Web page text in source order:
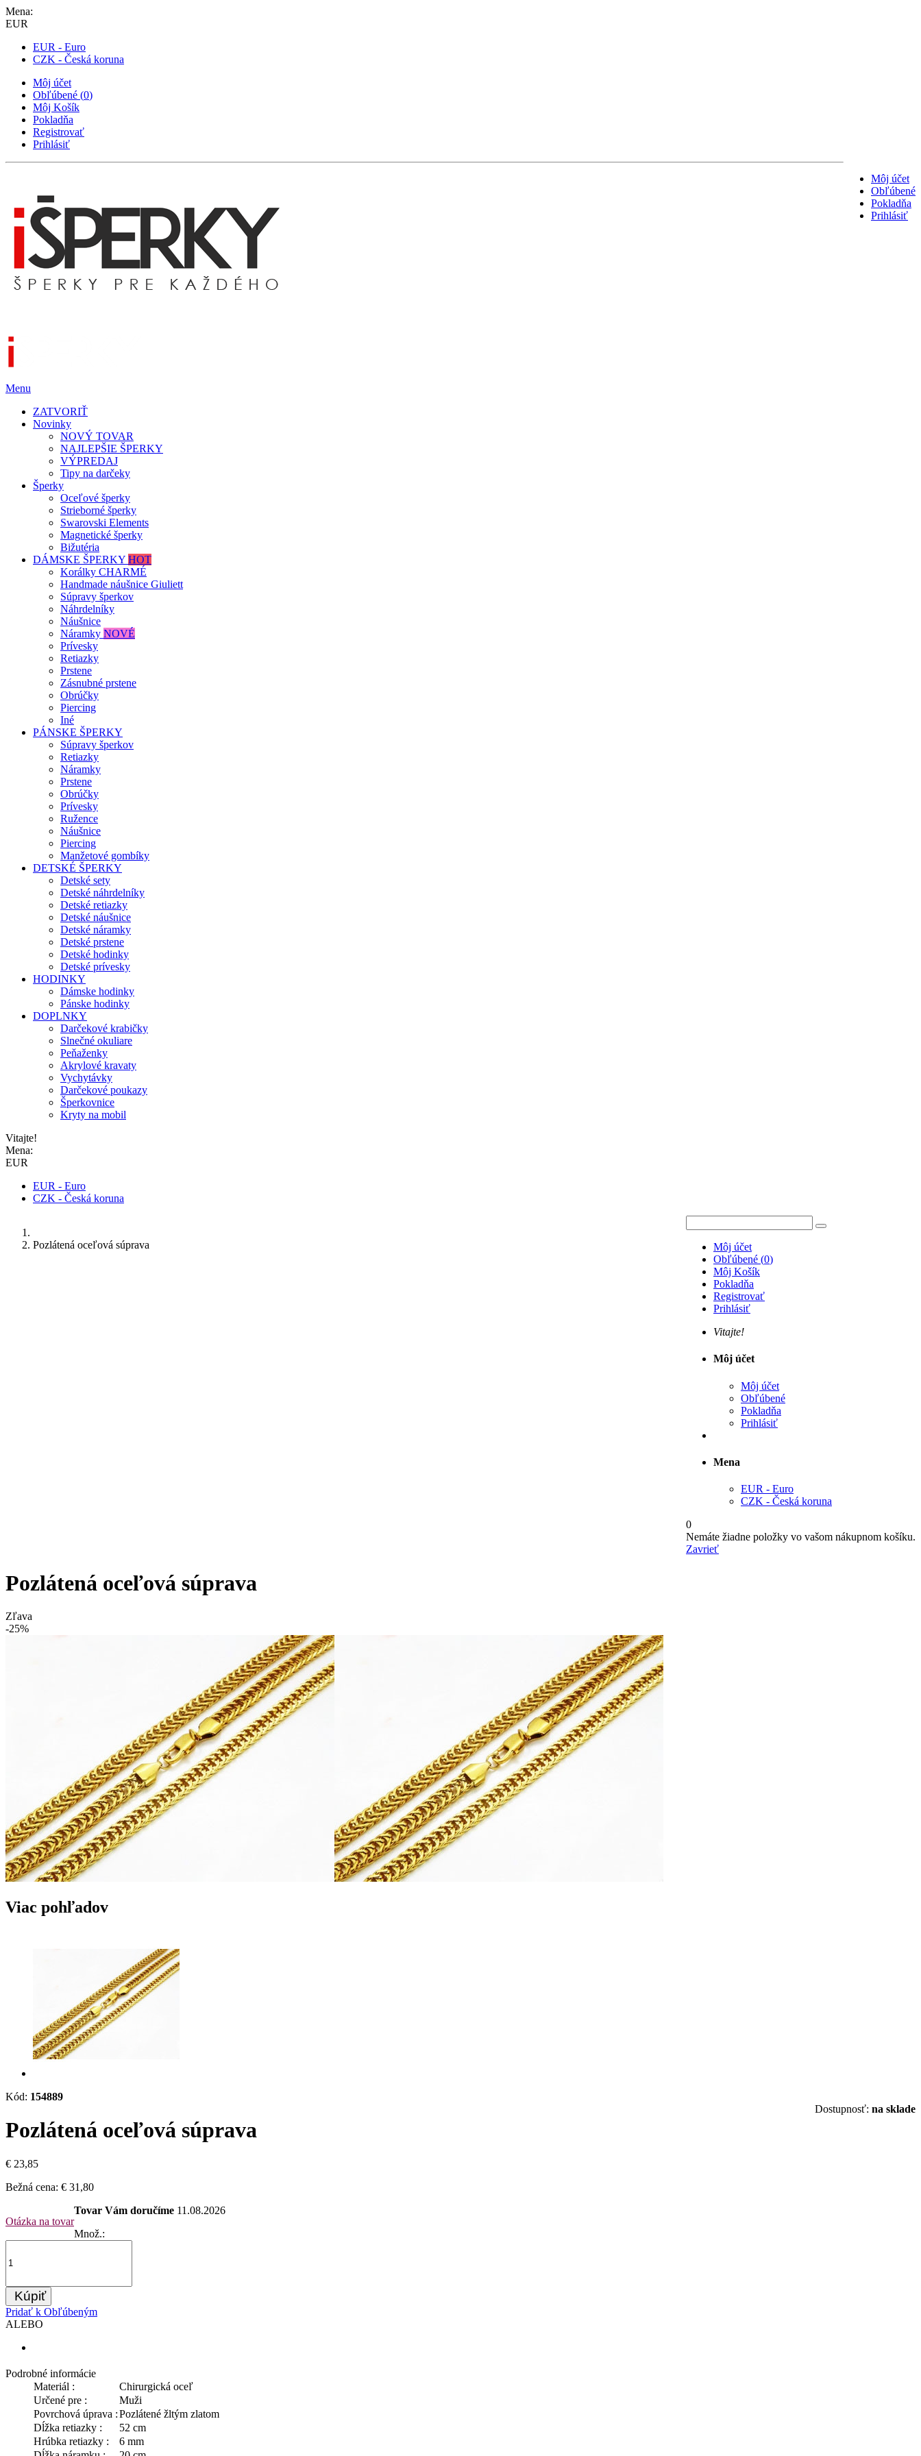
Mena:
EUR
EUR - Euro
CZK - Česká koruna
Môj účet
Obľúbené (0)
Môj Košík
Pokladňa
Registrovať
Prihlásiť
Môj účet
Obľúbené
Pokladňa
Prihlásiť
Menu
ZATVORIŤ
Novinky
NOVÝ TOVAR
NAJLEPŠIE ŠPERKY
VÝPREDAJ
Tipy na darčeky
Šperky
Oceľové šperky
Strieborné šperky
Swarovski Elements
Magnetické šperky
Bižutéria
DÁMSKE ŠPERKY HOT
Korálky CHARMÉ
Handmade náušnice Giuliett
Súpravy šperkov
Náhrdelníky
Náušnice
Náramky NOVÉ
Prívesky
Retiazky
Prstene
Zásnubné prstene
Obrúčky
Piercing
Iné
PÁNSKE ŠPERKY
Súpravy šperkov
Retiazky
Náramky
Prstene
Obrúčky
Prívesky
Ružence
Náušnice
Piercing
Manžetové gombíky
DETSKÉ ŠPERKY
Detské sety
Detské náhrdelníky
Detské retiazky
Detské náušnice
Detské náramky
Detské prstene
Detské hodinky
Detské prívesky
HODINKY
Dámske hodinky
Pánske hodinky
DOPLNKY
Darčekové krabičky
Slnečné okuliare
Peňaženky
Akrylové kravaty
Vychytávky
Darčekové poukazy
Šperkovnice
Kryty na mobil
Vitajte!
Mena:
EUR
EUR - Euro
CZK - Česká koruna
Môj účet
Obľúbené (0)
Môj Košík
Pokladňa
Registrovať
Prihlásiť
Vitajte!
Môj účet
Môj účet
Obľúbené
Pokladňa
Prihlásiť
Mena
EUR - Euro
CZK - Česká koruna
0
Nemáte žiadne položky vo vašom nákupnom košíku.
Zavrieť
Pozlátená oceľová súprava
Pozlátená oceľová súprava
Zľava
-25%
Viac pohľadov
Kód: 154889
Dostupnosť: na sklade
Pozlátená oceľová súprava
€ 23,85
Bežná cena: € 31,80
Otázka na tovar
Tovar Vám doručíme 11.08.2026
Množ.:
Kúpiť
Pridať k Obľúbeným
ALEBO
Podrobné informácie
Materiál :
Chirurgická oceľ
Určené pre :
Muži
Povrchová úprava :Pozlátené žltým zlatom
Dĺžka retiazky :
52 cm
Hrúbka retiazky :
6 mm